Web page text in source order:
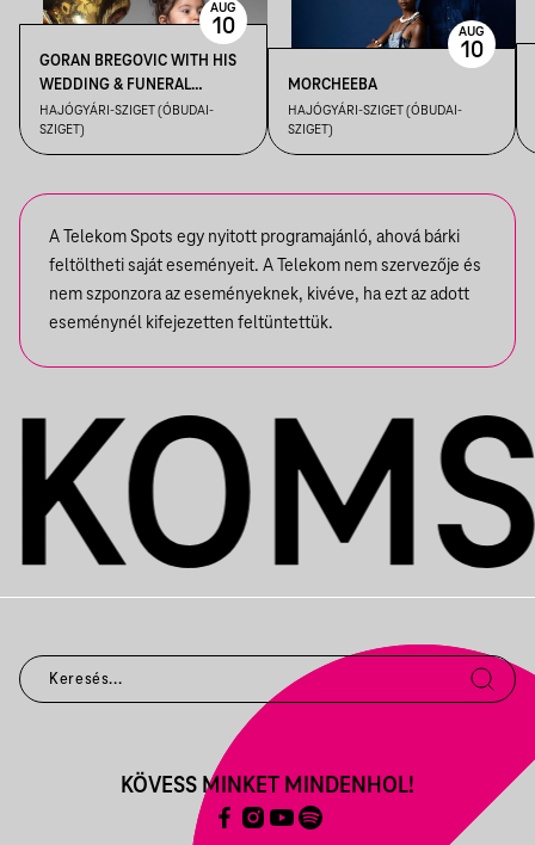
GORAN BREGOVIC WITH HIS
WEDDING & FUNERAL
ORCHESTRA
HAJÓGYÁRI-SZIGET (ÓBUDAI-
SZIGET)
AUG
10
MORCHEEBA
HAJÓGYÁRI-SZIGET (ÓBUDAI-
SZIGET)
AUG
10
A Telekom Spots egy nyitott programajánló, ahová bárki
feltöltheti saját eseményeit. A Telekom nem szervezője és
nem szponzora az eseményeknek, kivéve, ha ezt az adott
eseménynél kifejezetten feltüntettük.
KÖVESS MINKET MINDENHOL!